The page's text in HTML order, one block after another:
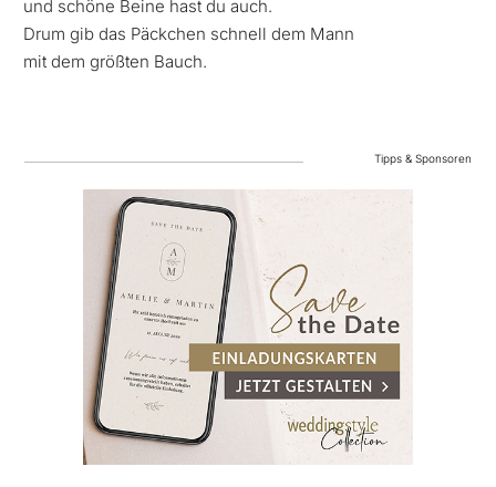
und schöne Beine hast du auch.
Drum gib das Päckchen schnell dem Mann
mit dem größten Bauch.
Tipps & Sponsoren